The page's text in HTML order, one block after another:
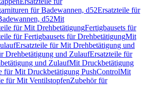
für Badewannen, d52Ersatzteile für
d52Mit
für Mit DrehbetätigungFertigbausets für
für Fertigbausets für DrehbetätigungMit
Ersatzteile für Mit Drehbetätigung und
Drehbetätigung und ZulaufErsatzteile für
und ZulaufMit Druckbetätigung
für Mit Druckbetätigung PushControlMit
für Mit VentilstopfenZubehör für